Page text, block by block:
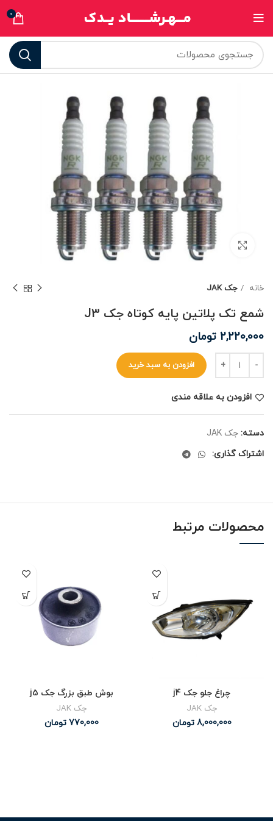
0
برای بزرگنمایی کلیک کنید
خانه جک JAK
شمع تک پلاتین پایه کوتاه جک J3
2,220,000 تومان
افزودن به سبد خرید
افزودن به علاقه مندی
دسته: جک JAK
اشتراک گذاری:
محصولات مرتبط
چراغ جلو جک j4
جک JAK
8,000,000 تومان
بوش طبق بزرگ جک j5
جک JAK
770,000 تومان